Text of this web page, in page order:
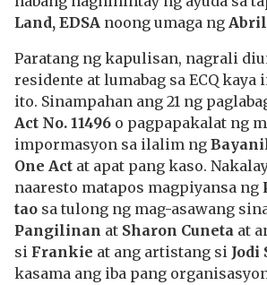
Land, EDSA noong umaga ng Abril
Paratang ng kapulisan, nagrali
residente at lumabag sa ECQ kaya
ito. Sinampahan ang 21 ng
Act No. 11496 o pagpapakalat ng
impormasyon sa ilalim ng
One Act at apat pang kaso.
naaresto matapos magpiyansa ng
tao sa tulong ng mag-asawang
Pangilinan at Sharon Cuneta at
si Frankie at ang artistang si Jodi
kasama ang iba pang